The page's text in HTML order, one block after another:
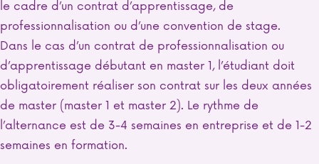
le cadre d’un contrat d’apprentissage, de
professionnalisation ou d’une convention de stage.
Dans le cas d’un contrat de professionnalisation ou
d’apprentissage débutant en master 1, l’étudiant doit
obligatoirement réaliser son contrat sur les deux années
de master (master 1 et master 2). Le rythme de
l’alternance est de 3-4 semaines en entreprise et de 1-2
semaines en formation.